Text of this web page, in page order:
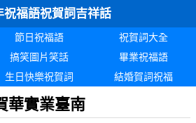
祝福語祝賀詞吉祥話
節日祝福語
祝賀詞大全
搞笑圖片笑話
畢業祝福語
生日快樂祝賀詞 結婚賀詞祝福
華實業臺南